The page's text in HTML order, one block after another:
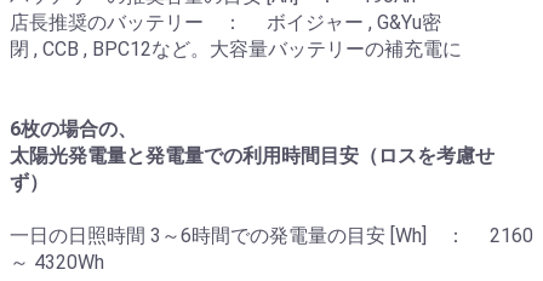
店長推奨のバッテリー ： ボイジャー , G&Yu密
閉 , CCB , BPC12など。大容量バッテリーの補充電に
6枚の場合の、
太陽光発電量と発電量での利用時間目安（ロスを考慮せ
ず）
一日の日照時間 3～6時間での発電量の目安 [Wh] ： 2160
～ 4320Wh